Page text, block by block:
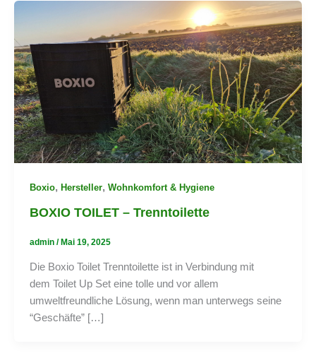
Boxio, Hersteller, Wohnkomfort & Hygiene
BOXIO TOILET – Trenntoilette
admin / Mai 19, 2025
Die Boxio Toilet Trenntoilette ist in Verbindung mit
dem Toilet Up Set eine tolle und vor allem
umweltfreundliche Lösung, wenn man unterwegs seine
“Geschäfte” […]